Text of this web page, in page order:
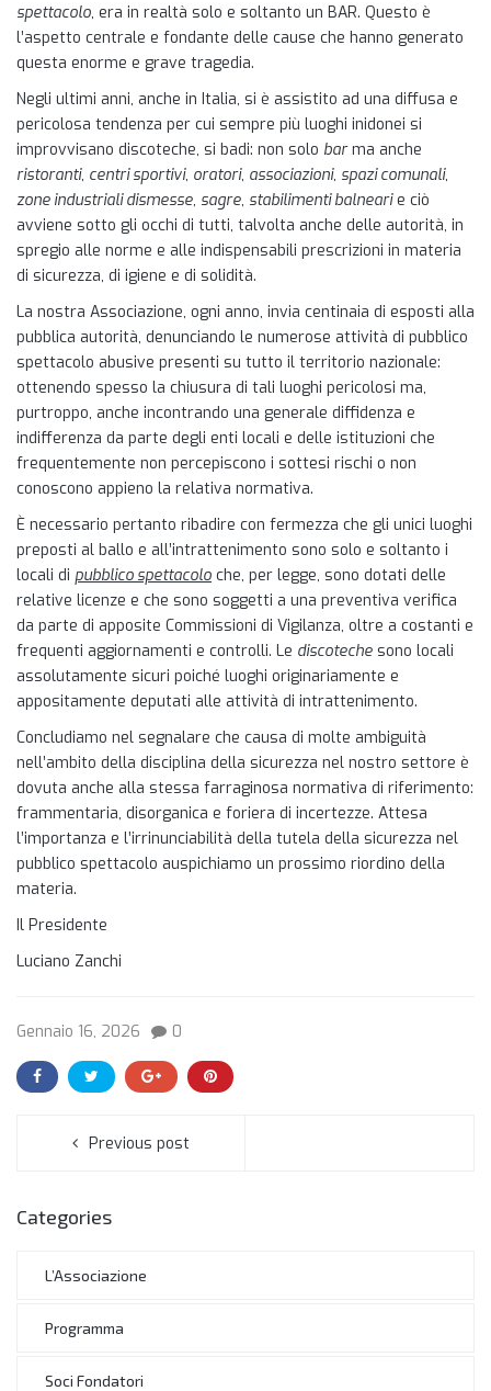
spettacolo, era in realtà solo e soltanto un BAR. Questo è
l’aspetto centrale e fondante delle cause che hanno generato
questa enorme e grave tragedia.
Negli ultimi anni, anche in Italia, si è assistito ad una diffusa e
pericolosa tendenza per cui sempre più luoghi inidonei si
improvvisano discoteche, si badi: non solo barma anche
ristoranti, centri sportivi, oratori, associazioni, spazi comunali,
zone industriali dismesse, sagre, stabilimenti balnearie ciò
avviene sotto gli occhi di tutti, talvolta anche delle autorità, in
spregio alle norme e alle indispensabili prescrizioni in materia
di sicurezza, di igiene e di solidità.
La nostra Associazione, ogni anno, invia centinaia di esposti alla
pubblica autorità, denunciando le numerose attività di pubblico
spettacolo abusive presenti su tutto il territorio nazionale:
ottenendo spesso la chiusura di tali luoghi pericolosi ma,
purtroppo, anche incontrando una generale diffidenza e
indifferenza da parte degli enti locali e delle istituzioni che
frequentemente non percepiscono i sottesi rischi o non
conoscono appieno la relativa normativa.
È necessario pertanto ribadire con fermezza che gli unici luoghi
preposti al ballo e all’intrattenimento sono solo e soltanto i
locali di pubblico spettacolo che, per legge, sono dotati delle
relative licenze e che sono soggetti a una preventiva verifica
da parte di apposite Commissioni di Vigilanza, oltre a costanti e
frequenti aggiornamenti e controlli. Le discoteche sono locali
assolutamente sicuri poiché luoghi originariamente e
appositamente deputati alle attività di intrattenimento.
Concludiamo nel segnalare che causa di molte ambiguità
nell’ambito della disciplina della sicurezza nel nostro settore è
dovuta anche alla stessa farraginosa normativa di riferimento:
frammentaria, disorganica e foriera di incertezze. Attesa
l’importanza e l’irrinunciabilità della tutela della sicurezza nel
pubblico spettacolo auspichiamo un prossimo riordino della
materia.
Il Presidente
Luciano Zanchi
Gennaio 16, 2026 0
Previous post
Categories
L’Associazione
Programma
Soci Fondatori